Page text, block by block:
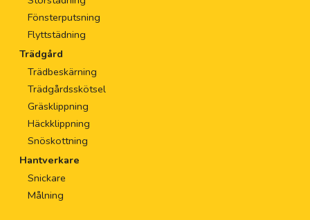
Fönsterputsning
Flyttstädning
Trädgård
Trädbeskärning
Trädgårdsskötsel
Gräsklippning
Häckklippning
Snöskottning
Hantverkare
Snickare
Målning